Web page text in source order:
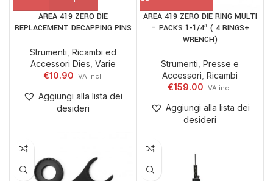
AREA 419 ZERO DIE
REPLACEMENT DECAPPING PINS
Strumenti Ricambi ed
Accessori Dies Varie
€10.90
Aggiungi alla lista dei
desideri
AREA 419 ZERO DIE RING MULTI
– PACKS 1-1/4″ ( 4 RINGS+
WRENCH)
Strumenti ,Presse e
Accessori ,Ricambi
€159.00
Aggiungi alla lista dei
desideri